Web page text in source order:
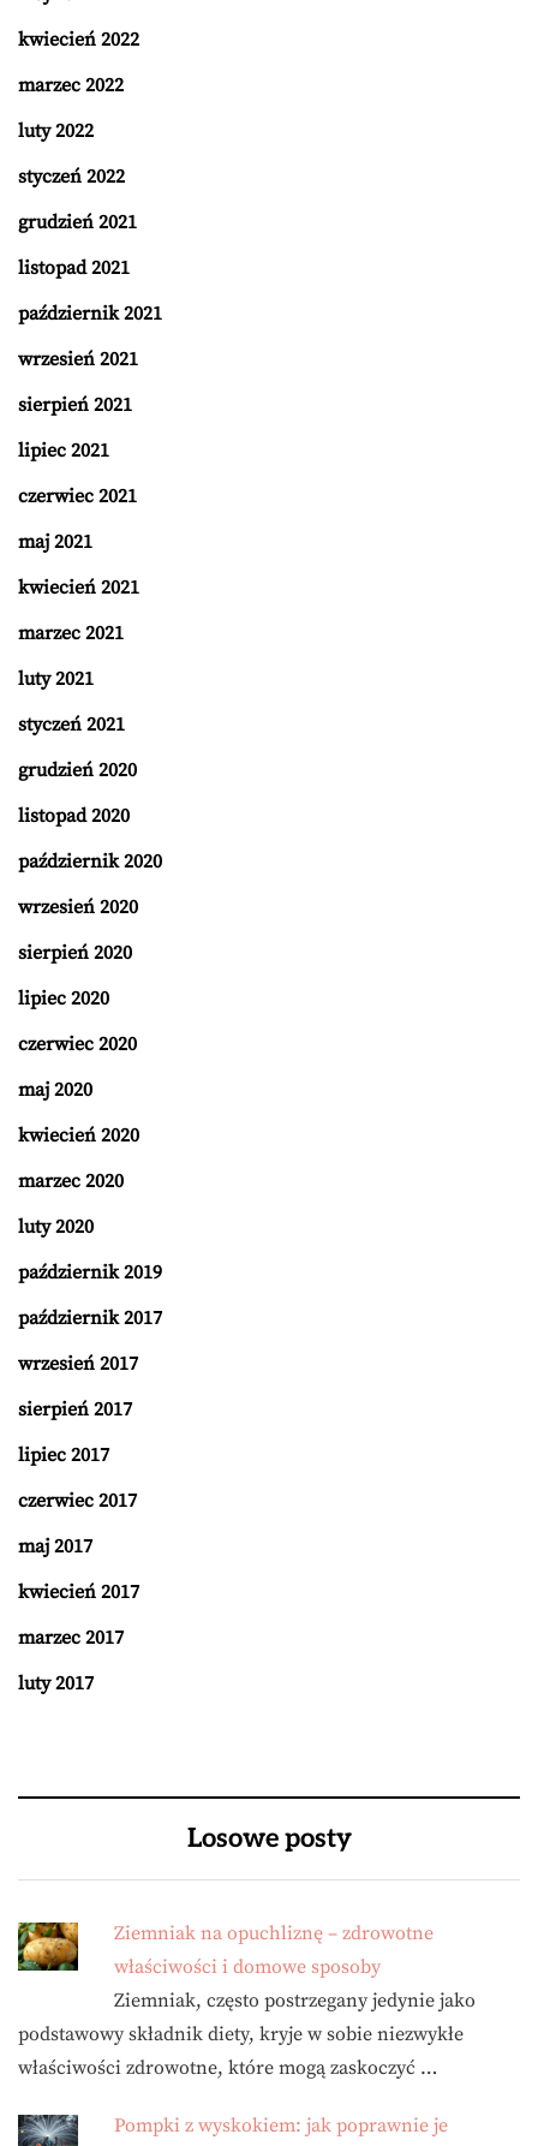
kwiecień 2022
marzec 2022
luty 2022
styczeń 2022
grudzień 2021
listopad 2021
październik 2021
wrzesień 2021
sierpień 2021
lipiec 2021
czerwiec 2021
maj 2021
kwiecień 2021
marzec 2021
luty 2021
styczeń 2021
grudzień 2020
listopad 2020
październik 2020
wrzesień 2020
sierpień 2020
lipiec 2020
czerwiec 2020
maj 2020
kwiecień 2020
marzec 2020
luty 2020
październik 2019
październik 2017
wrzesień 2017
sierpień 2017
lipiec 2017
czerwiec 2017
maj 2017
kwiecień 2017
marzec 2017
luty 2017
Losowe posty
Ziemniak na opuchliznę – zdrowotne
właściwości i domowe sposoby
Ziemniak, często postrzegany jedynie jako
podstawowy składnik diety, kryje w sobie niezwykłe
właściwości zdrowotne, które mogą zaskoczyć …
Pompki z wyskokiem: jak poprawnie je